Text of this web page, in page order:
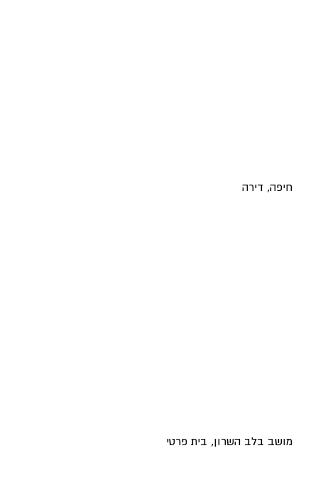
חיפה, דירה
מושב בלב השרון, בית פרטי